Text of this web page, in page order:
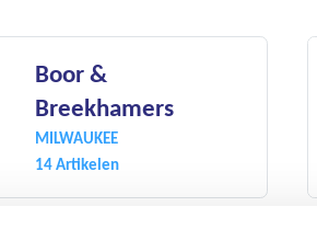
Boor &
Breekhamers
MILWAUKEE
14 Artikelen